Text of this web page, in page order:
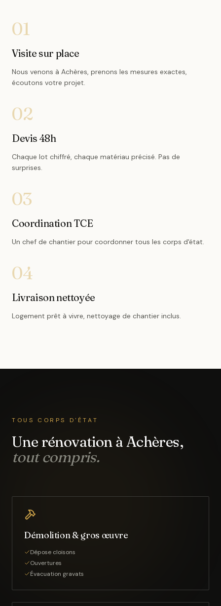
01
Visite sur place
Nous venons à Achères, prenons les mesures exactes,
écoutons votre projet.
02
Devis 48h
Chaque lot chiffré, chaque matériau précisé. Pas de
surprises.
03
Coordination TCE
Un chef de chantier pour coordonner tous les corps d'état.
04
Livraison nettoyée
Logement prêt à vivre, nettoyage de chantier inclus.
TOUS CORPS D'ÉTAT
Une rénovationà Achères,
tout compris.
Démolition & gros œuvre
Dépose cloisons
Ouvertures
Évacuation gravats